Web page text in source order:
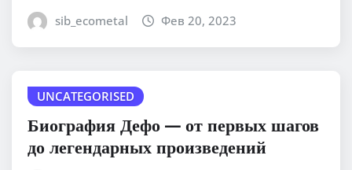
sib_ecometal Фев 20, 2023
UNCATEGORISED
Биография Дефо — от первых шагов
до легендарных произведений